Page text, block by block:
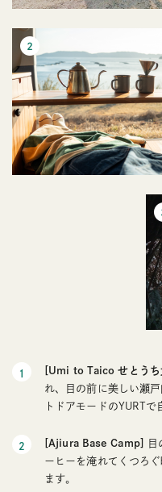
[Umi to Taico せとうち
れ、目の前に美しい瀬
トドアモードのYURTで
[Ajiura Base Camp]
目
ーヒーを淹れてくつろ
ます。